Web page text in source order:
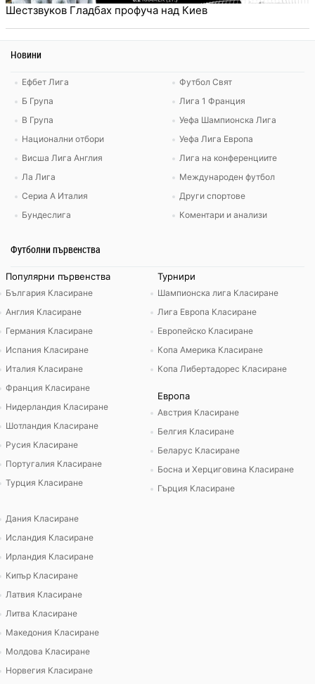
Шестзвуков Гладбах профуча над Киев
Новини
Ефбет Лига
Б Група
В Група
Национални отбори
Висша Лига Англия
Ла Лига
Сериа А Италия
Бундеслига
Футбол Свят
Лига 1 Франция
Уефа Шампионска Лига
Уефа Лига Европа
Лига на конференциите
Международен футбол
Други спортове
Коментари и анализи
Футболни първенства
Популярни първенства
България Класиране
Англия Класиране
Германия Класиране
Испания Класиране
Италия Класиране
Франция Класиране
Нидерландия Класиране
Шотландия Класиране
Русия Класиране
Португалия Класиране
Турция Класиране
Турнири
Шампионска лига Класиране
Лига Европа Класиране
Европейско Класиране
Копа Америка Класиране
Копа Либертадорес Класиране
Европа
Австрия Класиране
Белгия Класиране
Беларус Класиране
Босна и Херциговина Класиране
Гърция Класиране
Дания Класиране
Исландия Класиране
Ирландия Класиране
Кипър Класиране
Латвия Класиране
Литва Класиране
Македония Класиране
Молдова Класиране
Норвегия Класиране